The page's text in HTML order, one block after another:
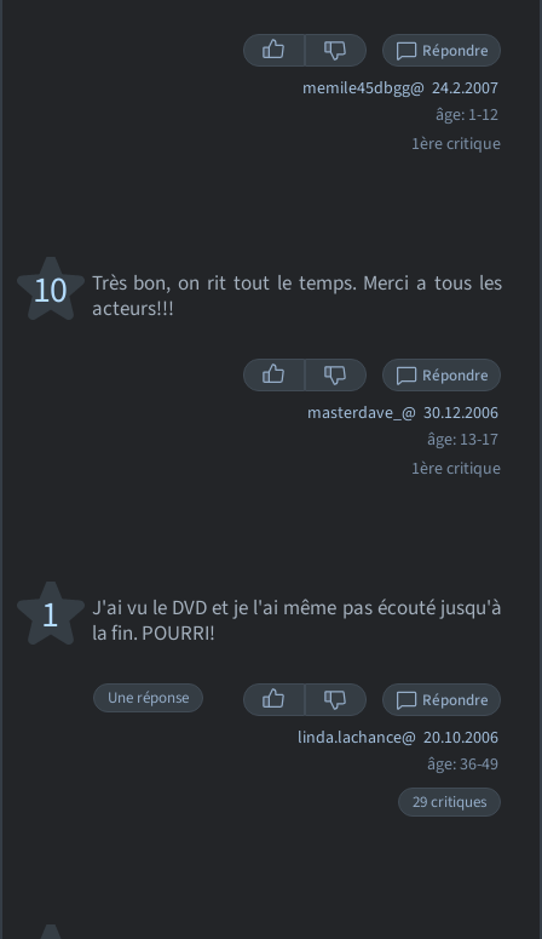
Répondre
memile45dbgg@ 24.2.2007
âge: 1-12
1ère critique
Très bon, on rit tout le temps. Merci a tous les
acteurs!!!
10
Répondre
masterdave_@ 30.12.2006
âge: 13-17
1ère critique
J'ai vu le DVD et je l'ai même pas écouté jusqu'à
la fin. POURRI!
1
Une réponse Répondre
linda.lachance@ 20.10.2006
âge: 36-49
29 critiques